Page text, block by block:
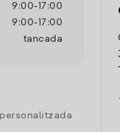
9:00- 17:00
9:00- 17:00
tancada